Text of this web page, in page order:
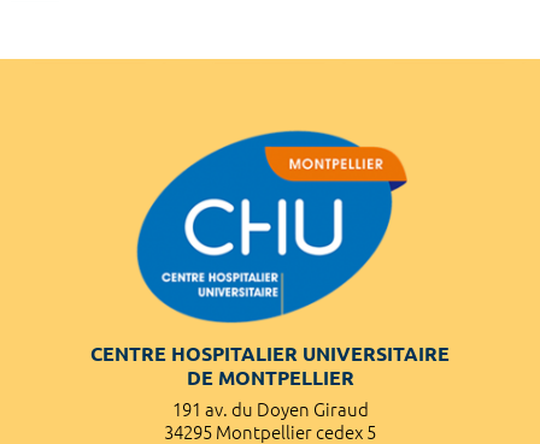
CENTRE HOSPITALIER UNIVERSITAIRE
DE MONTPELLIER
191 av. du Doyen Giraud
34295 Montpellier cedex 5